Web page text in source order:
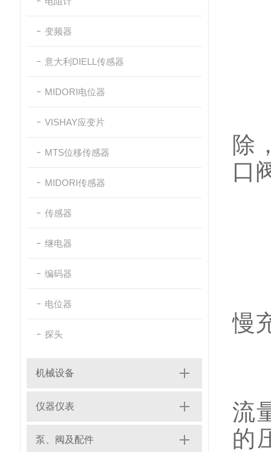
变频器
意大利DIELL传感器
MIDORI电位器
VISHAY应变片
MTS位移传感器
MIDORI传感器
传感器
继电器
编码器
电位器
探头
机械设备
仪器仪表
泵、阀及配件
除
口
慢
流
的